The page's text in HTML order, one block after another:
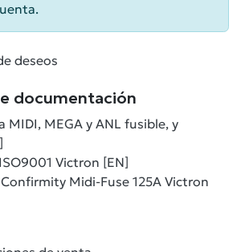
deseos
documentación
MIDI, MEGA y ANL fusible, y
Victron [EN]
Midi-Fuse 125A Victron